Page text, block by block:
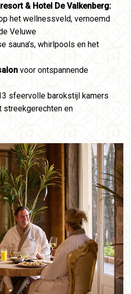
& Hotel De Valkenberg:
het wellnessveld, vernoemd
Veluwe
sauna’s, whirlpools en het
voor ontspannende
sfeervolle barokstijl kamers
streekgerechten en